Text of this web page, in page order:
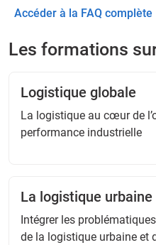
Accéder à la FAQ complète
Les formations
Logistique globale
La logistique au cœur de
performance industrielle
La logistique urbaine
Intégrer les
de la logistique urbaine et